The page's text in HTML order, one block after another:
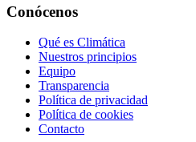
Conócenos
Qué es Climática
Nuestros principios
Equipo
Transparencia
Política de privacidad
Política de cookies
Contacto